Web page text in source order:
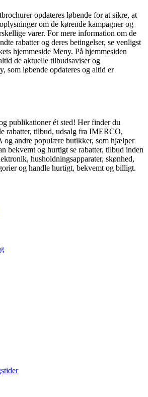
opdateres løbende for at sikre, at
om de kørende kampagner og
varer. For mere information om de
rabatter og deres betingelser, se venligst
hjemmeside Meny. På hjemmesiden
de aktuelle tilbudsaviser og
som løbende opdateres og altid er
publikationer ét sted! Her finder du
rabatter, tilbud, udsalg fra IMERCO,
andre populære butikker, som hjælper
bekvemt og hurtigt se rabatter, tilbud inden
husholdningsapparater, skønhed,
og handle hurtigt, bekvemt og billigt.